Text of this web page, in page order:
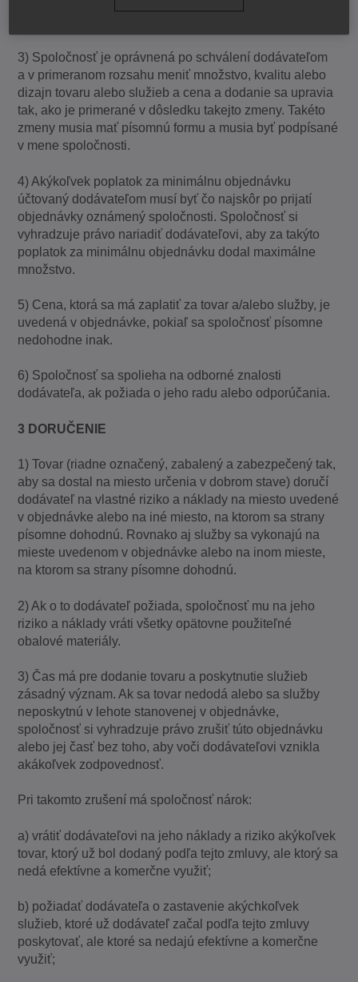
3) Spoločnosť je oprávnená po schválení dodávateľom
a v primeranom rozsahu meniť množstvo, kvalitu alebo
dizajn tovaru alebo služieb a cena a dodanie sa upravia
tak, ako je primerané v dôsledku takejto zmeny. Takéto
zmeny musia mať písomnú formu a musia byť podpísané
v mene spoločnosti.
4) Akýkoľvek poplatok za minimálnu objednávku
účtovaný dodávateľom musí byť čo najskôr po prijatí
objednávky oznámený spoločnosti. Spoločnosť si
vyhradzuje právo nariadiť dodávateľovi, aby za takýto
poplatok za minimálnu objednávku dodal maximálne
množstvo.
5) Cena, ktorá sa má zaplatiť za tovar a/alebo služby, je
uvedená v objednávke, pokiaľ sa spoločnosť písomne
nedohodne inak.
6) Spoločnosť sa spolieha na odborné znalosti
dodávateľa, ak požiada o jeho radu alebo odporúčania.
3 DORUČENIE
1) Tovar (riadne označený, zabalený a zabezpečený tak,
aby sa dostal na miesto určenia v dobrom stave) doručí
dodávateľ na vlastné riziko a náklady na miesto uvedené
v objednávke alebo na iné miesto, na ktorom sa strany
písomne dohodnú. Rovnako aj služby sa vykonajú na
mieste uvedenom v objednávke alebo na inom mieste,
na ktorom sa strany písomne dohodnú.
2) Ak o to dodávateľ požiada, spoločnosť mu na jeho
riziko a náklady vráti všetky opätovne použiteľné
obalové materiály.
3) Čas má pre dodanie tovaru a poskytnutie služieb
zásadný význam. Ak sa tovar nedodá alebo sa služby
neposkytnú v lehote stanovenej v objednávke,
spoločnosť si vyhradzuje právo zrušiť túto objednávku
alebo jej časť bez toho, aby voči dodávateľovi vznikla
akákoľvek zodpovednosť.
Pri takomto zrušení má spoločnosť nárok:
a) vrátiť dodávateľovi na jeho náklady a riziko akýkoľvek
tovar, ktorý už bol dodaný podľa tejto zmluvy, ale ktorý sa
nedá efektívne a komerčne využiť;
b) požiadať dodávateľa o zastavenie akýchkoľvek
služieb, ktoré už dodávateľ začal podľa tejto zmluvy
poskytovať, ale ktoré sa nedajú efektívne a komerčne
využiť;